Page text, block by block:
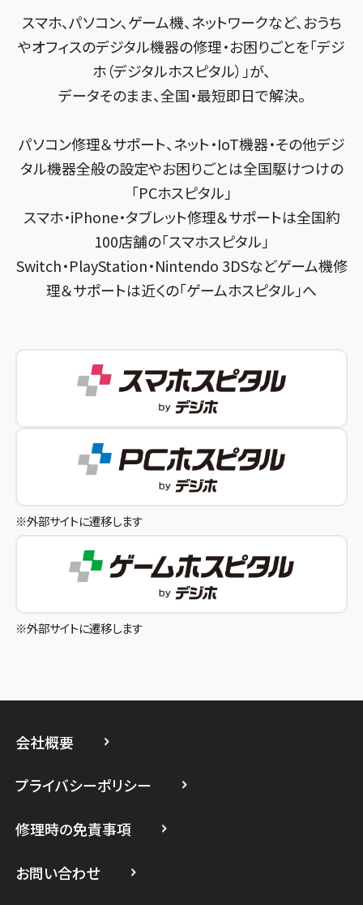
スマホスピタル テルル宮野木
スマホスピタル千葉
スマホスピタル 大森
スマホスピタル練馬
スマホスピタル 神田
スマホスピタル三軒茶屋
スマホスピタル秋葉原
スマホスピタル 自由が丘
スマホスピタルオリナス錦糸町
スマホスピタル テルル成増
スマホスピタル池袋
スマホスピタル八王子
スマホスピタル町田
スマホスピタル吉祥寺
スマホスピタル立川
スマホスピタル たまプラーザ駅前
スマホスピタル 登戸・向ヶ丘遊園
スマホスピタル 武蔵小杉
スマホスピタル堺
スマホスピタル 堺出張所
スマホスピタル京都河原町
スマホスピタル宇治槙島
スマホスピタル烏丸
スマホスピタル 京都宇治
スマホスピタル 福知山
スマホスピタル神戸三宮
スマホスピタル by デジホ 姫路キャスパ
スマホスピタル伊丹
スマホスピタル奈良生駒
スマホスピタル和歌山
スマホ、パソコン、ゲーム機、ネットワークなど、おうち
やオフィスのデジタル機器の修理・お困りごとを「デジ
ホ（デジタルホスピタル）」が、
データそのまま、全国・最短即日で解決。
パソコン修理＆サポート、ネット・IoT機器・その他デジ
タル機器全般の設定やお困りごとは全国駆けつけの
「PCホスピタル」
スマホ・iPhone・タブレット修理＆サポートは全国約
100店舗の「スマホスピタル」
Switch・PlayStation・Nintendo 3DSなどゲーム機修
理＆サポートは近くの「ゲームホスピタル」へ
※外部サイトに遷移します
※外部サイトに遷移します
会社概要
プライバシーポリシー
修理時の免責事項
お問い合わせ